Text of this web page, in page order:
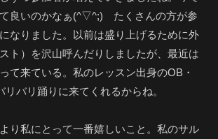
良いのかなぁ(^▽^;) たくさんの方が参
なりました。以前は盛り上げるために外
ト）を沢山呼んだりしましたが、最近は
て来ている。私のレッスン出身のOB・
バリ踊りに来てくれるからね。
り私にとって一番嬉しいこと。私のサル